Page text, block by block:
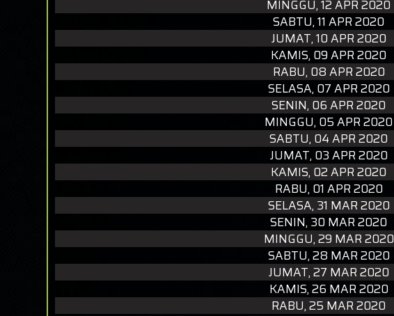
MINGGU, 12 APR 2020
SABTU, 11 APR 2020
JUMAT, 10 APR 2020
KAMIS, 09 APR 2020
RABU, 08 APR 2020
SELASA, 07 APR 2020
SENIN, 06 APR 2020
MINGGU, 05 APR 2020
SABTU, 04 APR 2020
JUMAT, 03 APR 2020
KAMIS, 02 APR 2020
RABU, 01 APR 2020
SELASA, 31 MAR 2020
SENIN, 30 MAR 2020
MINGGU, 29 MAR 2020
SABTU, 28 MAR 2020
JUMAT, 27 MAR 2020
KAMIS, 26 MAR 2020
RABU, 25 MAR 2020